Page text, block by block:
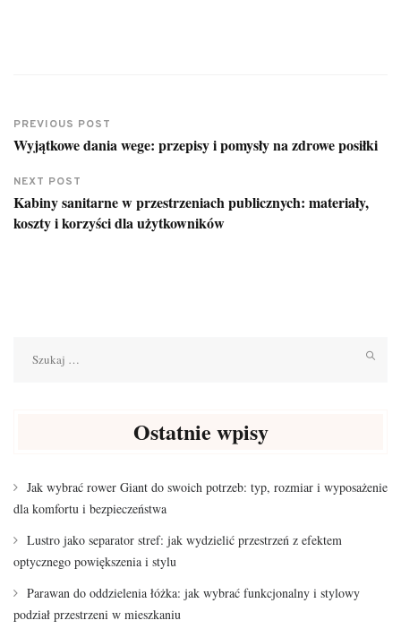
PREVIOUS POST
Wyjątkowe dania wege: przepisy i pomysły na zdrowe posiłki
NEXT POST
Kabiny sanitarne w przestrzeniach publicznych: materiały,
koszty i korzyści dla użytkowników
Ostatnie wpisy
Jak wybrać rower Giant do swoich potrzeb: typ, rozmiar i wyposażenie
dla komfortu i bezpieczeństwa
Lustro jako separator stref: jak wydzielić przestrzeń z efektem
optycznego powiększenia i stylu
Parawan do oddzielenia łóżka: jak wybrać funkcjonalny i stylowy
podział przestrzeni w mieszkaniu